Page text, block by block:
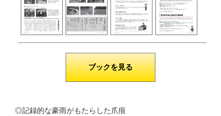
ブックを見る
◎記録的な豪雨がもたらした爪痕